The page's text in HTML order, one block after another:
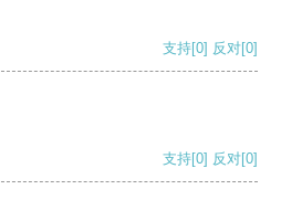
支持[0] 反对[0]
支持[0] 反对[0]